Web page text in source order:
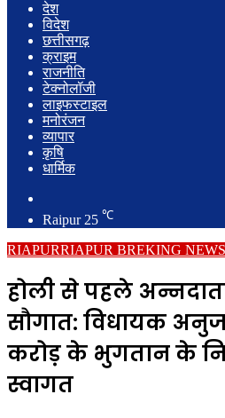
देश
विदेश
छत्तीसगढ़
क्राइम
राजनीति
टेक्नोलॉजी
लाइफस्टाइल
मनोरंजन
व्यापार
कृषि
धार्मिक
for
Raipur 25 ℃
RIAPURRIAPUR BREKING NEWS
होली से पहले
सौगात: विधायक अनुज
करोड़ के भुगतान के
स्वागत